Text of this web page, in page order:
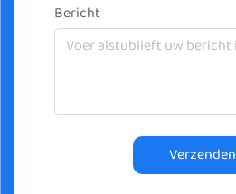
Bericht
Verzenden